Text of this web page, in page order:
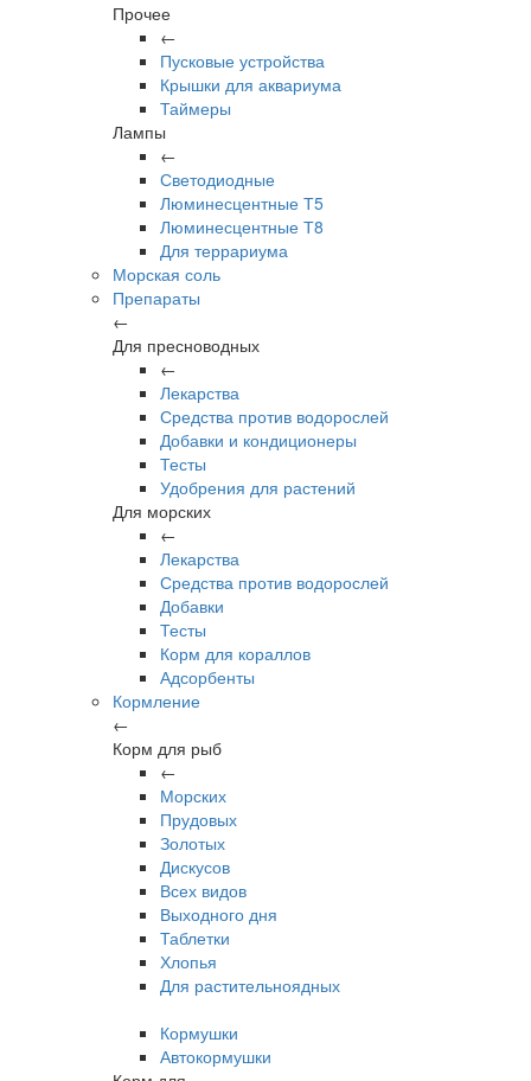
Прочее
←
Пусковые устройства
Крышки для аквариума
Таймеры
Лампы
←
Светодиодные
Люминесцентные Т5
Люминесцентные Т8
Для террариума
Морская соль
Препараты
←
Для пресноводных
←
Лекарства
Средства против водорослей
Добавки и кондиционеры
Тесты
Удобрения для растений
Для морских
←
Лекарства
Средства против водорослей
Добавки
Тесты
Корм для кораллов
Адсорбенты
Кормление
←
Корм для рыб
←
Морских
Прудовых
Золотых
Дискусов
Всех видов
Выходного дня
Таблетки
Хлопья
Для растительноядных
Кормушки
Автокормушки